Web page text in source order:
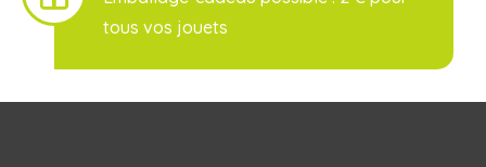
tous vos jouets